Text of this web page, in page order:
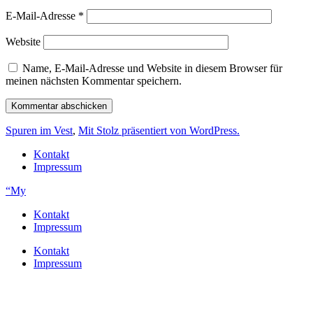
E-Mail-Adresse *
Website
Name, E-Mail-Adresse und Website in diesem Browser für
meinen nächsten Kommentar speichern.
Spuren im Vest, Mit Stolz präsentiert von WordPress.
Kontakt
Impressum
“My
Kontakt
Impressum
Kontakt
Impressum